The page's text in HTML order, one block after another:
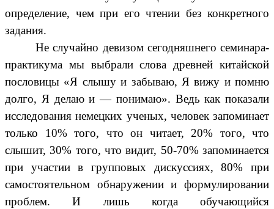
определение, чем при его чтении без конкретного
задания.
Не случайно девизом сегодняшнего семинара-
практикума мы выбрали слова древней китайской
пословицы «Я слышу и забываю, Я вижу и помню
долго, Я делаю и — понимаю». Ведь как показали
исследования немецких ученых, человек запоминает
только 10% того, что он читает, 20% того, что
слышит, 30% того, что видит, 50-70% запоминается
при участии в групповых дискуссиях, 80% при
самостоятельном обнаружении и формулировании
проблем. И лишь когда обучающийся